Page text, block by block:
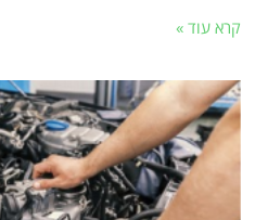
קרא עוד »